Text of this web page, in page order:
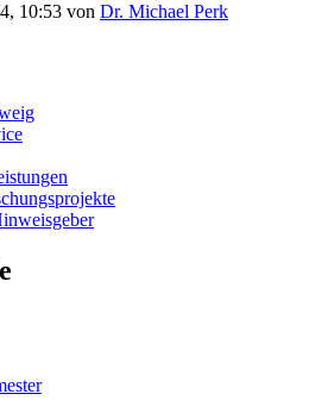
10:53 von Dr. Michael Perk